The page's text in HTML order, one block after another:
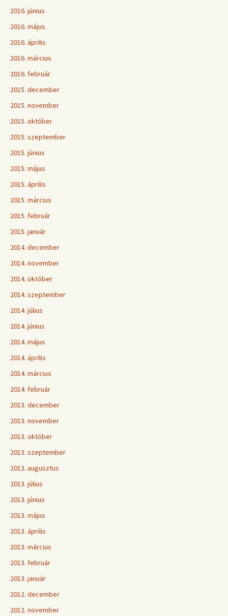
2016. június
2016. május
2016. április
2016. március
2016. február
2015. december
2015. november
2015. október
2015. szeptember
2015. június
2015. május
2015. április
2015. március
2015. február
2015. január
2014. december
2014. november
2014. október
2014. szeptember
2014. július
2014. június
2014. május
2014. április
2014. március
2014. február
2013. december
2013. november
2013. október
2013. szeptember
2013. augusztus
2013. július
2013. június
2013. május
2013. április
2013. március
2013. február
2013. január
2012. december
2012. november